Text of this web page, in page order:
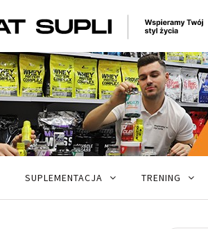
SUPLEMENTACJA TRENING